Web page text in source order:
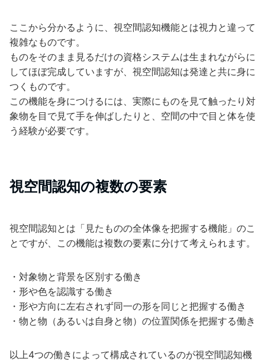
ここから分かるように、視空間認知機能とは視力と違って
複雑なものです。
ものをそのまま見るだけの資格システムは生まれながらに
してほぼ完成していますが、視空間認知は発達と共に身に
つくものです。
この機能を身につけるには、実際にものを見て触ったり対
象物を目で見て手を伸ばしたりと、空間の中で目と体を使
う経験が必要です。
視空間認知の複数の要素
視空間認知とは「見たものの全体像を把握する機能」のこ
とですが、この機能は複数の要素に分けて考えられます。
・対象物と背景を区別する働き
・形や色を認識する働き
・形や方向に左右されず同一の形を同じと把握する働き
・物と物（あるいは自身と物）の位置関係を把握する働き
以上4つの働きによって構成されているのが視空間認知機